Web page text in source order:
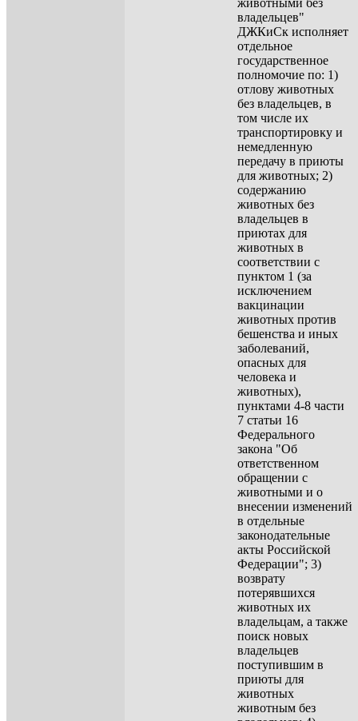
владельцев"
ДЖКиСк исполняет
отдельное
государственное
полномочие по: 1)
отлову животных
без владельцев, в
том числе их
транспортировку и
немедленную
передачу в приюты
для животных; 2)
содержанию
животных без
владельцев в
приютах для
животных в
соответствии с
пунктом 1 (за
исключением
вакцинации
животных против
бешенства и иных
заболеваний,
опасных для
человека и
животных),
пунктами 4-8 части
7 статьи 16
Федерального
закона "Об
ответственном
обращении с
животными и о
внесении изменений
в отдельные
законодательные
акты Российской
Федерации"; 3)
возврату
потерявшихся
животных их
владельцам, а также
поиск новых
владельцев
поступившим в
приюты для
животных
животным без